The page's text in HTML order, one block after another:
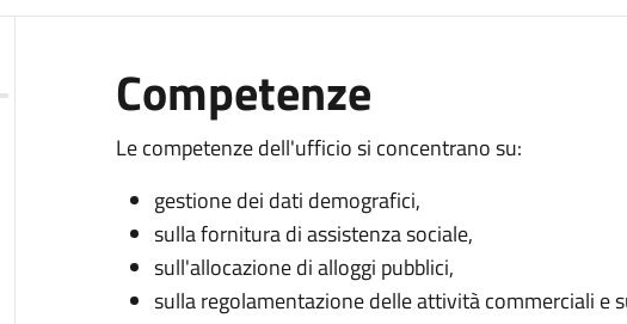
Competenze
Le competenze dell'ufficio si concentrano su:
gestione dei dati demografici,
sulla fornitura di assistenza sociale,
sull'allocazione di alloggi pubblici,
sulla regolamentazione delle attività commerciali e